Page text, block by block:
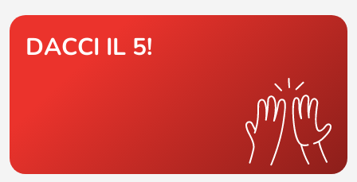
DACCI IL 5!